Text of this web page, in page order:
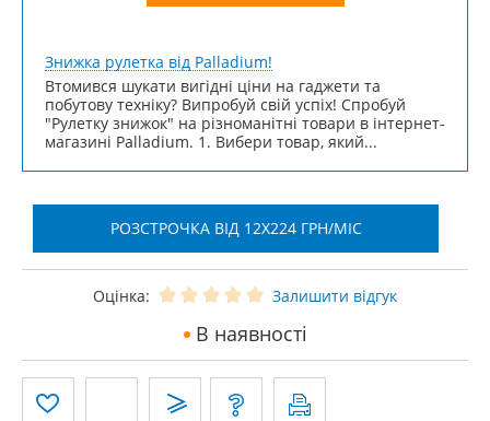
Знижка рулетка від Palladium!
Втомився шукати вигідні ціни на гаджети та
побутову техніку? Випробуй свій успіх! Спробуй
"Рулетку знижок" на різноманітні товари в інтернет-
магазині Palladium. 1. Вибери товар, який...
РОЗСТРОЧКА ВІД 12X224 ГРН/МІС
Оцінка: Залишити відгук
В наявності